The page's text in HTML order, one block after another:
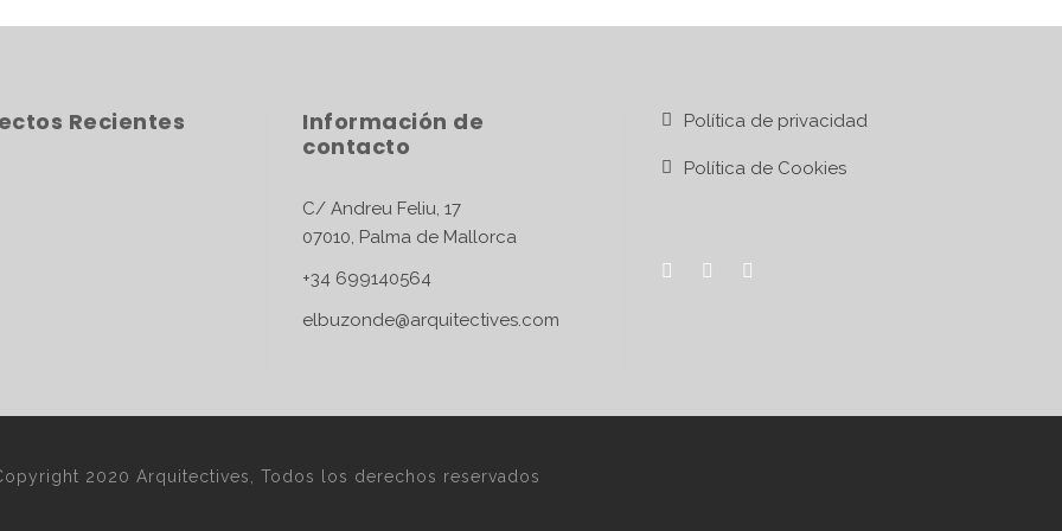
Recientes
Información de
contacto
C/ Andreu Feliu, 17
07010, Palma de Mallorca
+34 699140564
elbuzonde@arquitectives.com
Política de privacidad
Política de Cookies
2020 Arquitectives, Todos los derechos reservados